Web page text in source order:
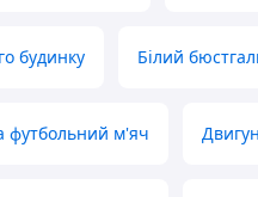
будинку Білий
футбольний м'яч